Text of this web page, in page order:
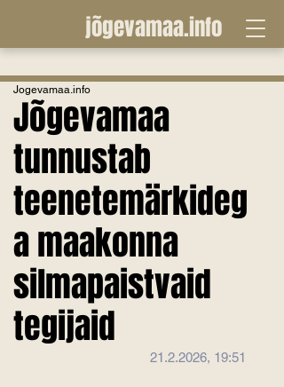
jõgevamaa.info
Jõgevamaa
tunnustab
teenetemärkideg
a maakonna
silmapaistvaid
tegijaid
Jogevamaa.info
21.2.2026, 19:51